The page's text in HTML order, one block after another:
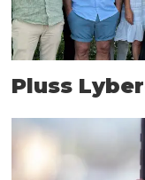
Pluss